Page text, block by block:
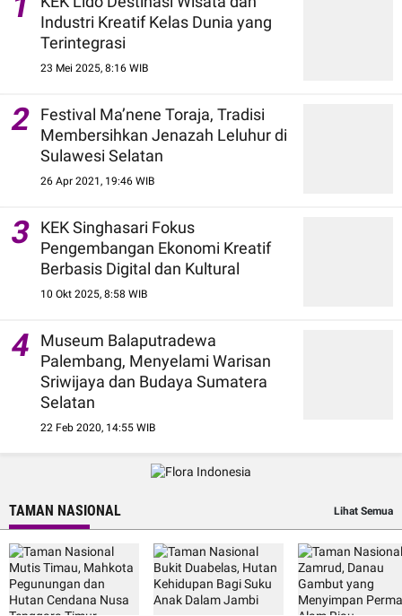
Industri Kreatif Kelas Dunia yang
Terintegrasi
23 Mei 2025, 8:16 WIB
2
Festival Ma’nene Toraja, Tradisi
Membersihkan Jenazah Leluhur di
Sulawesi Selatan
26 Apr 2021, 19:46 WIB
3
KEK Singhasari Fokus
Pengembangan Ekonomi Kreatif
Berbasis Digital dan Kultural
10 Okt 2025, 8:58 WIB
4
Museum Balaputradewa
Palembang, Menyelami Warisan
Sriwijaya dan Budaya Sumatera
Selatan
22 Feb 2020, 14:55 WIB
TAMAN NASIONAL Lihat Semua